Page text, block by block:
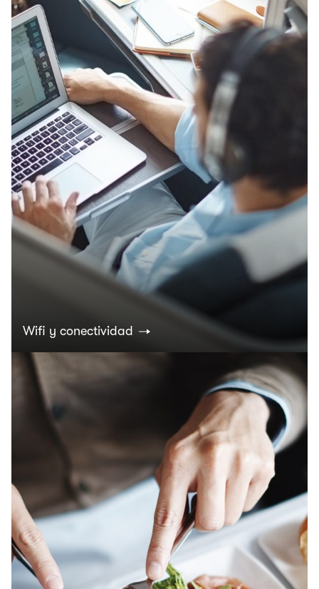
Wifi y conectividad